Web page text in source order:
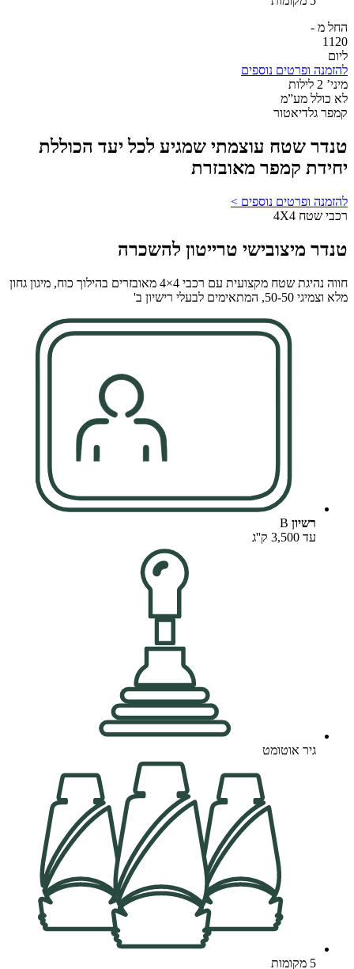
החל מ -
1120
ליום
להזמנה ופרטים נוספים
מיני’ 2 לילות​
לא כולל מע”מ
קמפר גלדיאטור
טנדר שטח עוצמתי שמגיע לכל יעד הכוללת
יחידת קמפר מאובזרת
להזמנה ופרטים נוספים >
רכבי שטח 4X4
טנדר מיצובישי טרייטון להשכרה
חווה נהיגת שטח מקצועית עם רכבי 4×4 מאובזרים בהילוך כוח, מיגון גחון
מלא וצמיגי 50-50, המתאימים לבעלי רישיון ב'
רשיון
עד 3,500 ק''ג
גיר אוטומט
5 מקומות